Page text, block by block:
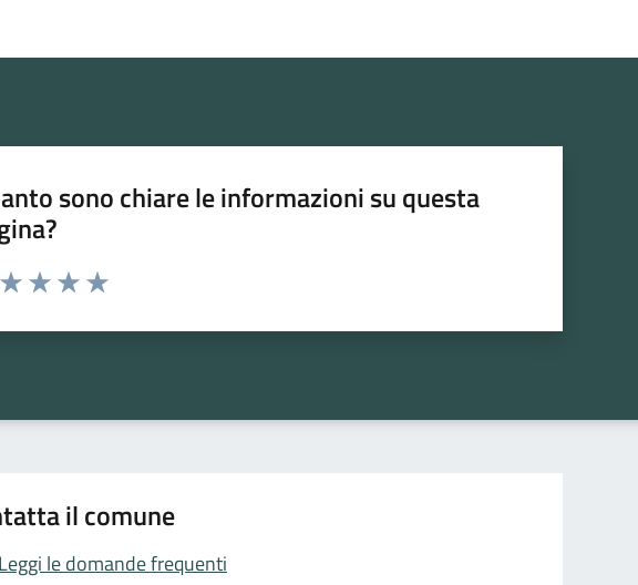
sono chiare le informazioni su questa
da 1 a 5 stelle la pagina
il comune
le domande frequenti